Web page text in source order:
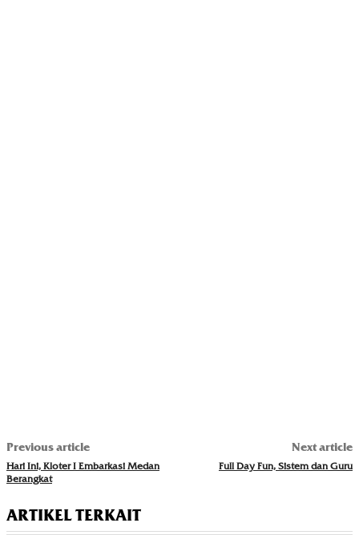
Previous article
Hari Ini, Kloter I Embarkasi Medan
Berangkat
Next article
Full Day Fun, Sistem dan Guru
ARTIKEL TERKAIT